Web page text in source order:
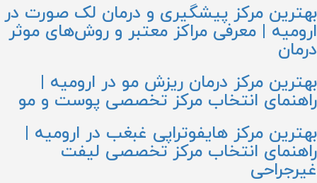
بهترین مرکز پیشگیری و درمان لک صورت در
ارومیه | معرفی مراکز معتبر و روش‌های موثر
درمان
بهترین مرکز درمان ریزش مو در ارومیه |
راهنمای انتخاب مرکز تخصصی پوست و مو
بهترین مرکز هایفوتراپی غبغب در ارومیه |
راهنمای انتخاب مرکز تخصصی لیفت
غیرجراحی